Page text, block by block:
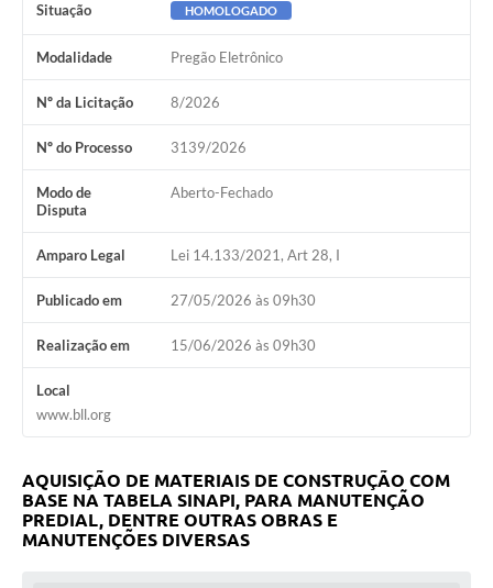
Situação HOMOLOGADO
Modalidade Pregão Eletrônico
Nº da Licitação 8/2026
Nº do Processo 3139/2026
Modo de
Disputa
Aberto-Fechado
Amparo Legal Lei 14.133/2021, Art 28, I
Publicado em 27/05/2026 às 09h30
Realização em 15/06/2026 às 09h30
Local
www.bll.org
AQUISIÇÃO DE MATERIAIS DE CONSTRUÇÃO COM
BASE NA TABELA SINAPI, PARA MANUTENÇÃO
PREDIAL, DENTRE OUTRAS OBRAS E
MANUTENÇÕES DIVERSAS